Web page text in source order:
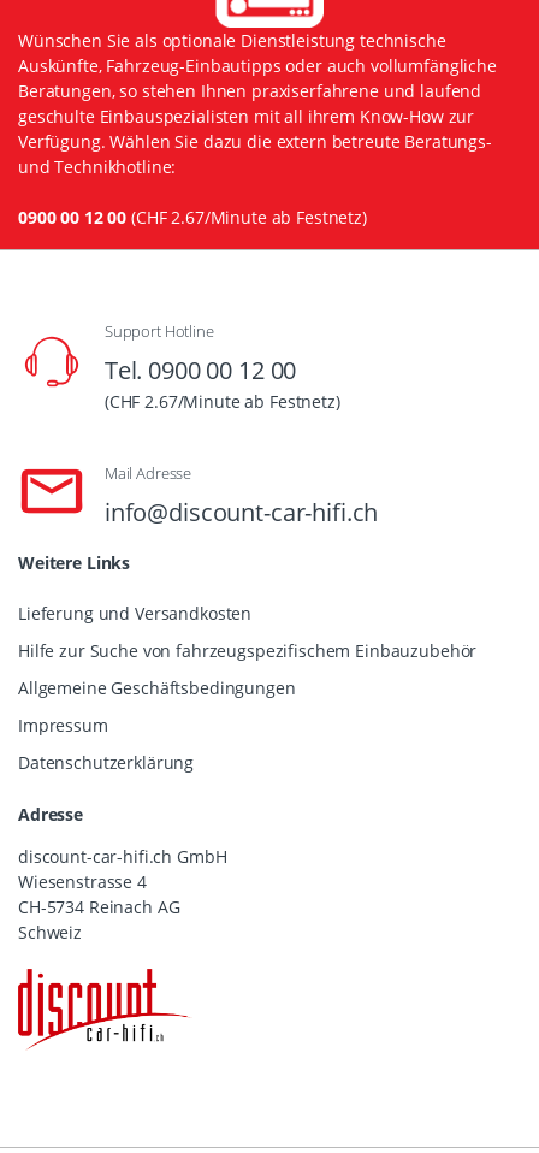
Wünschen Sie als optionale Dienstleistung technische
Auskünfte, Fahrzeug-Einbautipps oder auch vollumfängliche
Beratungen, so stehen Ihnen praxiserfahrene und laufend
geschulte Einbauspezialisten mit all ihrem Know-How zur
Verfügung. Wählen Sie dazu die extern betreute Beratungs-
und Technikhotline:
0900 00 12 00 (CHF 2.67/Minute ab Festnetz)
Support Hotline
Tel. 0900 00 12 00
(CHF 2.67/Minute ab Festnetz)
Mail Adresse
info@discount-car-hifi.ch
Weitere Links
Lieferung und Versandkosten
Hilfe zur Suche von fahrzeugspezifischem Einbauzubehör
Allgemeine Geschäftsbedingungen
Impressum
Datenschutzerklärung
Adresse
discount-car-hifi.ch GmbH
Wiesenstrasse 4
CH-5734 Reinach AG
Schweiz